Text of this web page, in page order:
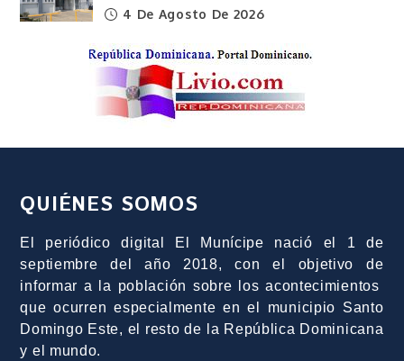
4 De Agosto De 2026
QUIÉNES SOMOS
El periódico digital El Munícipe nació el 1 de
septiembre del año 2018, con el objetivo de
informar a la población sobre los acontecimientos
que ocurren especialmente en el municipio Santo
Domingo Este, el resto de la República Dominicana
y el mundo.